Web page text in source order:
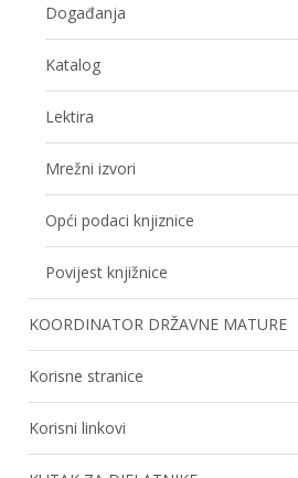
Događanja
Katalog
Lektira
Mrežni izvori
Opći podaci knjiznice
Povijest knjižnice
KOORDINATOR DRŽAVNE MATURE
Korisne stranice
Korisni linkovi